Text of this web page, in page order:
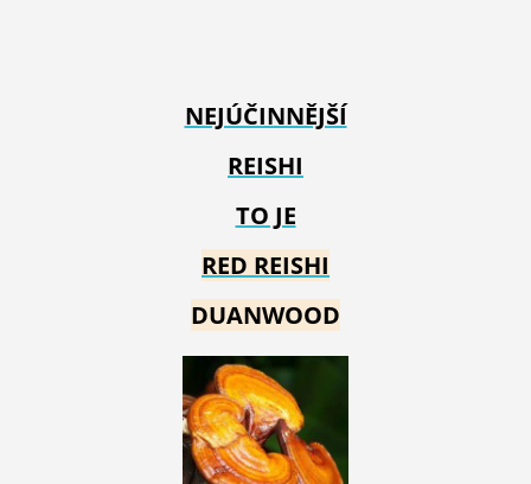
NEJÚČINNĚJŠÍ
REISHI
TO JE
RED REISHI
DUANWOOD